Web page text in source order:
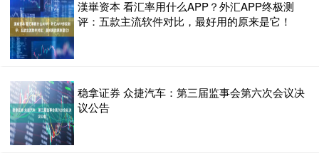
漢崋资本 看汇率用什么APP？外汇APP终极测
评：五款主流软件对比，最好用的原来是它！
稳拿证券 众捷汽车：第三届监事会第六次会议决
议公告